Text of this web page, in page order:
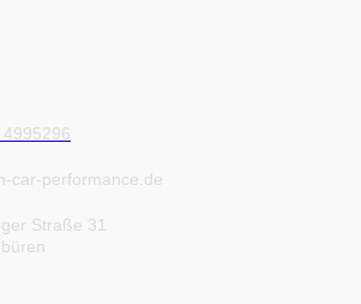
car-performance.de
Straße 31